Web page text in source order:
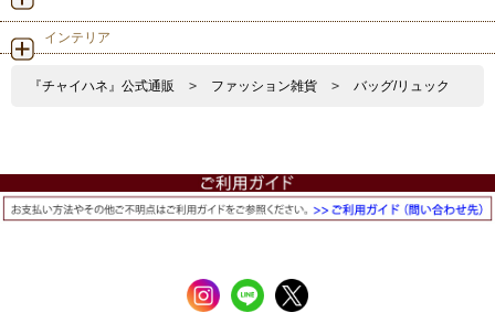
インテリア
『チャイハネ』公式通販 > ファッション雑貨 > バッグ/リュック